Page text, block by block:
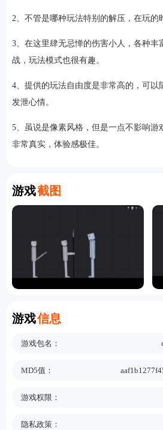
2、不管是哪种玩法特别的解压，在玩的
3、在这里肆无忌惮的伤害小人，各种丰
战，玩法模式也很有趣。
4、提供的玩法自由度是非常高的，可以
发泄心情。
5、虽说是像素风格，但是一点不影响游
非常真实，体验感极佳。
游戏截图
Screenshot
游戏信息
Information
游戏包名：
MD5值：
游戏权限：
隐私政策：